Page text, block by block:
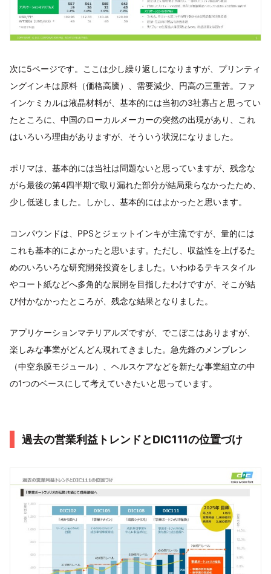
次に5ページです。ここは少し繰り返しになりますが、プリンティ
ングインキは原料（価格高騰）、需要減少、円高の三重苦。ファ
インケミカルは液晶材料が、基本的には当初の3社寡占と思ってい
たところに、中国のローカルメーカーの突然の出現があり、これ
はいろいろ理由がありますが、そういう状況になりました。
ポリマは、基本的には当社は問題ないと思っていますが、残念な
がら最後の第4四半期で取り漏れた部分が結局乗らなかったため、
少し低迷しました。しかし、基本的にはよかったと思います。
コンパウンドは、PPSとジェットインキが主流ですが、量的には
これも基本的によかったと思います。ただし、収益性を上げるた
めのいろいろな研究開発投資をしました。いわゆるテキスタイル
やコート紙などへ多角的な展開を目指したわけですが、そこが結
び付かなかったところが、残念な結果となりました。
アプリケーションマテリアルズですが、でこぼこはありますが、
楽しみな事業がどんどん現れてきました。急先鋒のメンブレン
（中空糸膜モジュール）、ヘルスケアなどを新たな事業組立の中
の1つのベースにして考えていきたいと思っています。
過去の営業利益トレンドとDIC111の位置づけ